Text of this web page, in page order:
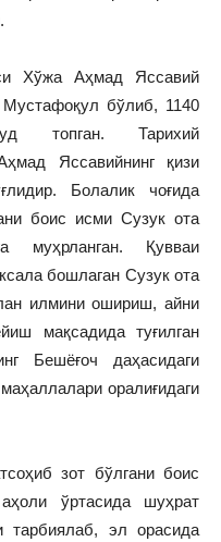
Хўжа Аҳмад Яссавий
бўлиб, 1140
топган. Тарихий
Яссавийнинг қизи
Болалик чоғида
боис исми Сузук ота
муҳрланган. Қувваи
бошлаган Сузук ота
илмини ошириш, айни
мақсадида туғилган
Бешёғоч даҳасидаги
оралиғидаги
зот бўлгани боис
ўртасида шуҳрат
тарбиялаб, эл орасида